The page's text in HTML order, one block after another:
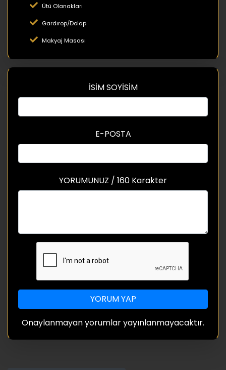
Ütü Olanakları
Gardırop/Dolap
Makyaj Masası
İSİM SOYİSİM
E-POSTA
YORUMUNUZ / 160 Karakter
YORUM YAP
Onaylanmayan yorumlar yayınlanmayacaktır.